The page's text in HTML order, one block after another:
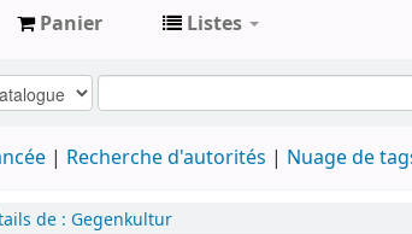
Panier Listes
Recherche d'autorités Nuage de
de : Gegenkultur